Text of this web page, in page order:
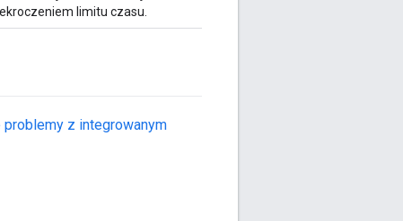
limitu czasu.
problemy z integrowanym